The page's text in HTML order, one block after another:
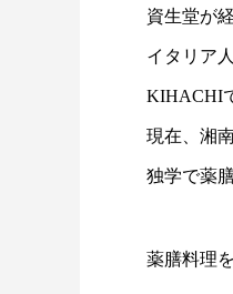
資生堂が
イタリア
KIHACHI
現在、湘
独学で薬
薬膳料理